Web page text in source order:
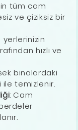
tüm cam
ve çiziksiz bir
yerlerinizin
hızlı ve
binalardaki
temizlenir.
: Cam